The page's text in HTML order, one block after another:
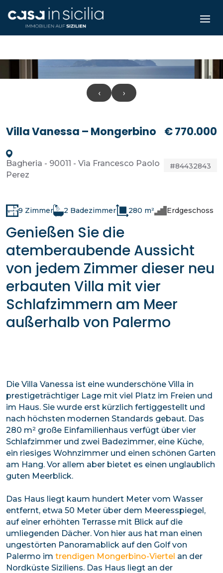
‹ ›
Villa Vanessa – Mongerbino € 770.000
Bagheria - 90011 - Via Francesco Paolo
Perez
#84432843
9 Zimmer 2 Badezimmer 280 m² Erdgeschoss
Genießen Sie die
atemberaubende Aussicht
von jedem Zimmer dieser neu
erbauten Villa mit vier
Schlafzimmern am Meer
außerhalb von Palermo
Die Villa Vanessa ist eine wunderschöne Villa in
prestigeträchtiger Lage mit viel Platz im Freien und
im Haus. Sie wurde erst kürzlich fertiggestellt und
nach höchsten modernen Standards gebaut. Das
280 m² große Einfamilienhaus verfügt über vier
Schlafzimmer und zwei Badezimmer, eine Küche,
ein riesiges Wohnzimmer und einen schönen Garten
am Hang. Vor allem aber bietet es einen unglaublich
guten Meerblick.
Das Haus liegt kaum hundert Meter vom Wasser
entfernt, etwa 50 Meter über dem Meeresspiegel,
auf einer erhöhten Terrasse mit Blick auf die
umliegenden Dächer. Von hier aus hat man einen
ungestörten Panoramablick auf den Golf von
Palermo im trendigen Mongerbino-Viertel an der
Nordküste Siziliens. Das Haus liegt an der